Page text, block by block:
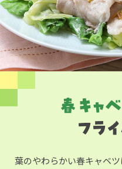
葉のやわらかい春キャベ